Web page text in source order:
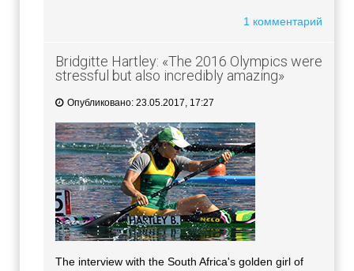
1 комментарий
Bridgitte Hartley: «The 2016 Olympics were
stressful but also incredibly amazing»
Опубликовано: 23.05.2017, 17:27
The interview with the South Africa's golden girl of